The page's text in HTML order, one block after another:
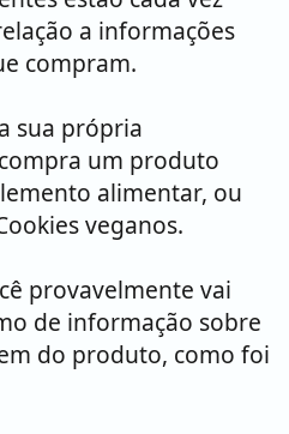
a informações
compram.
sua própria
um produto
alimentar, ou
veganos.
provavelmente vai
de informação sobre
do produto, como foi